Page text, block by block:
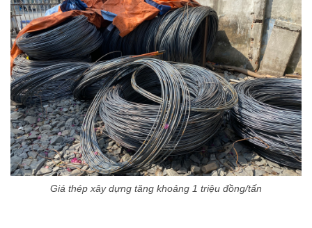
Giá thép xây dựng tăng khoảng 1 triệu đồng/tấn